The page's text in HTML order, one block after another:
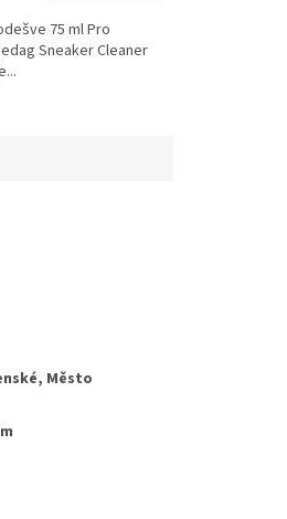
75 ml Pro
Sneaker Cleaner
Město